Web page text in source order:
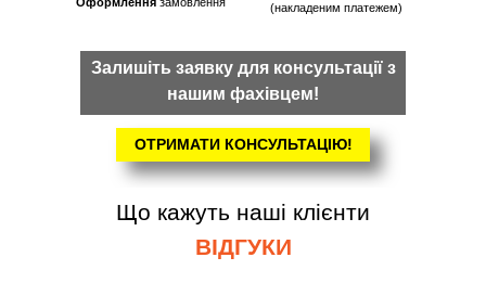
(накладеним платежем)
ОТРИМАТИ КОНСУЛЬТАЦІЮ!
Залишіть заявку для консультації з
нашим фахівцем!
Що кажуть наші клієнти
ВІДГУКИ